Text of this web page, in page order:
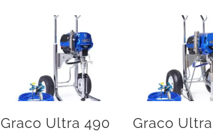
Graco Ultra 490
Graco